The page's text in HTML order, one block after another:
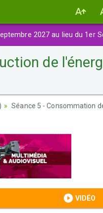
2027 au lieu du 1er
de
Séance 5 - Consommation
VIDÉO